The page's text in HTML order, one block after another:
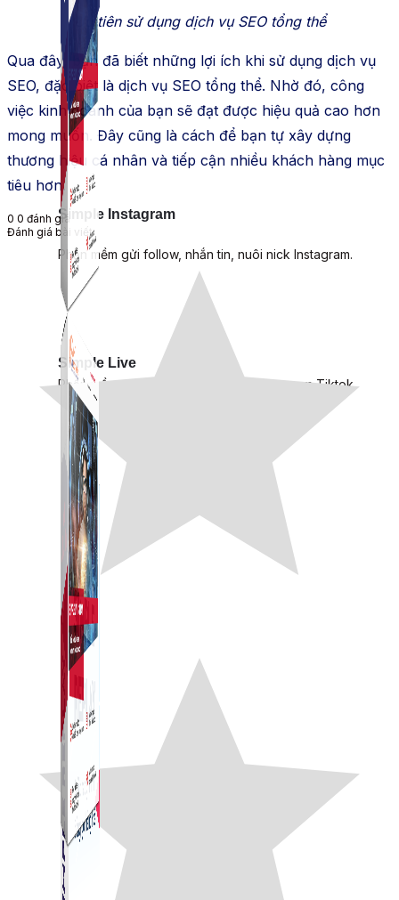
Simple Live
Phần mềm tạo kịch bản bình luận livestream Tiktok
Simple Instagram
Phần mềm gửi follow, nhắn tin, nuôi nick Instagram.
Ưu tiên sử dụng dịch vụ SEO tổng thể
Qua đây, bạn đã biết những lợi ích khi sử dụng dịch vụ
SEO, đặc biệt là dịch vụ SEO tổng thể. Nhờ đó, công
việc kinh doanh của bạn sẽ đạt được hiệu quả cao hơn
mong muốn. Đây cũng là cách để bạn tự xây dựng
thương hiệu cá nhân và tiếp cận nhiều khách hàng mục
tiêu hơn.
0 0 đánh giá
Đánh giá bài viết